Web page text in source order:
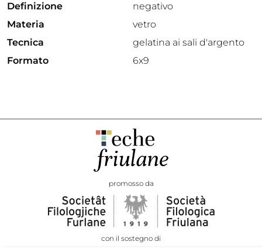
Definizione
negativo
Materia
vetro
Tecnica
gelatina ai sali d'argento
Formato
6x9
promosso da
con il sostegno di